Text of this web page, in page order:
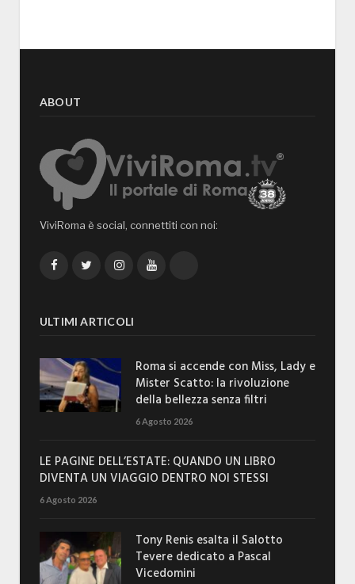
ABOUT
ViviRoma è social, connettiti con noi:
FacebookTwitterInstagramYouTube
ULTIMI ARTICOLI
Roma si accende con Miss, Lady e
Mister Scatto: la rivoluzione
della bellezza senza filtri
6 Agosto 2026
LE PAGINE DELL’ESTATE: QUANDO UN LIBRO
DIVENTA UN VIAGGIO DENTRO NOI STESSI
6 Agosto 2026
Tony Renis esalta il Salotto
Tevere dedicato a Pascal
Vicedomini